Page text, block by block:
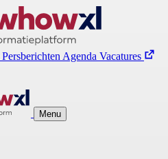
Persberichten Agenda Vacatures
Menu